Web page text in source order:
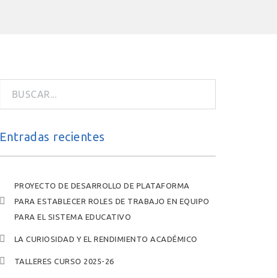
Entradas recientes
PROYECTO DE DESARROLLO DE PLATAFORMA
PARA ESTABLECER ROLES DE TRABAJO EN EQUIPO
PARA EL SISTEMA EDUCATIVO
LA CURIOSIDAD Y EL RENDIMIENTO ACADÉMICO
TALLERES CURSO 2025-26